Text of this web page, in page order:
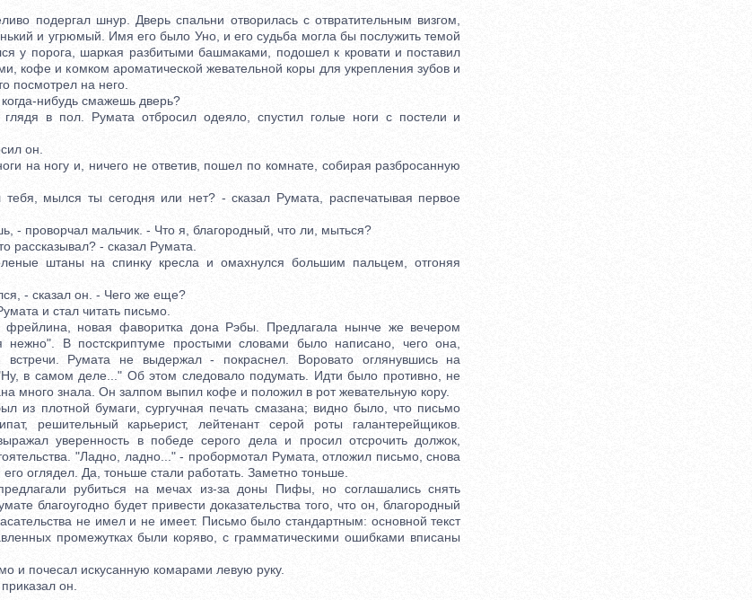
подергал шнур. Дверь спальни отворилась с отвратительным визгом,
и угрюмый. Имя его было Уно, и его судьба могла бы послужить темой
у порога, шаркая разбитыми башмаками, подошел к кровати и поставил
кофе и комком ароматической жевательной коры для укрепления зубов и
посмотрел на него.
нибудь смажешь дверь?
в пол. Румата отбросил одеяло, спустил голые ноги с постели и
он.
на ногу и, ничего не ответив, пошел по комнате, собирая разбросанную
мылся ты сегодня или нет? - сказал Румата, распечатывая первое
- проворчал мальчик. - Что я, благородный, что ли, мыться?
- сказал Румата.
штаны на спинку кресла и омахнулся большим пальцем, отгоняя
- сказал он. - Чего же еще?
и стал читать письмо.
новая фаворитка дона Рэбы. Предлагала нынче же вечером
нежно". В постскриптуме простыми словами было написано, чего она,
встречи. Румата не выдержал - покраснел. Воровато оглянувшись на
в самом деле..." Об этом следовало подумать. Идти было противно, не
много знала. Он залпом выпил кофе и положил в рот жевательную кору.
плотной бумаги, сургучная печать смазана; видно было, что письмо
решительный карьерист, лейтенант серой роты галантерейщиков.
уверенность в победе серого дела и просил отсрочить должок,
"Ладно, ладно..." - пробормотал Румата, отложил письмо, снова
его оглядел. Да, тоньше стали работать. Заметно тоньше.
рубиться на мечах из-за доны Пифы, но соглашались снять
благоугодно будет привести доказательства того, что он, благородный
не имел и не имеет. Письмо было стандартным: основной текст
промежутках были коряво, с грамматическими ошибками вписаны
и почесал искусанную комарами левую руку.
он.